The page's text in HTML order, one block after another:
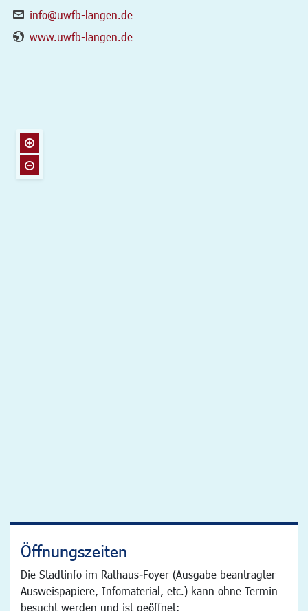
info@uwfb-langen.de
www.uwfb-langen.de
Öffnungszeiten
Die Stadtinfo im Rathaus-Foyer (Ausgabe beantragter
Ausweispapiere, Infomaterial, etc.) kann ohne Termin
besucht werden und ist geöffnet: